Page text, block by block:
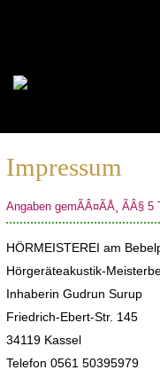
Impressum
Angaben gemÃÂ¤ÃÅ¸ ÃÂ§ 5
HÖRMEISTEREI am
Hörgeräteakustik-
Inhaberin Gudrun Surup
Friedrich-Ebert-Str. 145
34119 Kassel
Telefon 0561 50395979